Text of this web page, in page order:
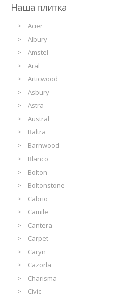
Наша плитка
Acier
Albury
Amstel
Aral
Articwood
Asbury
Astra
Austral
Baltra
Barnwood
Blanco
Bolton
Boltonstone
Cabrio
Camile
Cantera
Carpet
Caryn
Cazorla
Charisma
Civic